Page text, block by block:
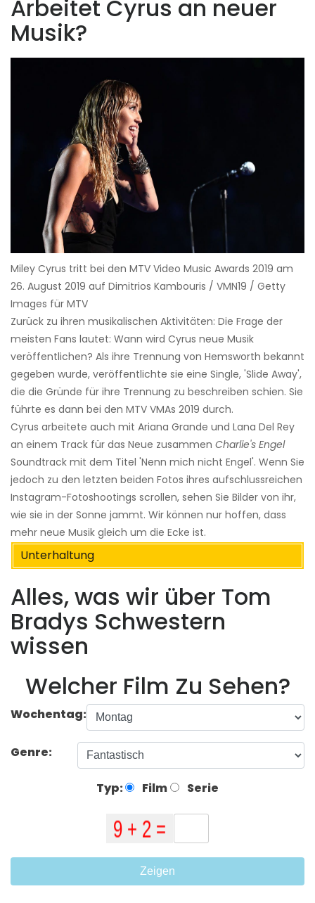
Arbeitet Cyrus an neuer
Musik?
Miley Cyrus tritt bei den MTV Video Music Awards 2019 am
26. August 2019 auf Dimitrios Kambouris / VMN19 / Getty
Images für MTV
Zurück zu ihren musikalischen Aktivitäten: Die Frage der
meisten Fans lautet: Wann wird Cyrus neue Musik
veröffentlichen? Als ihre Trennung von Hemsworth bekannt
gegeben wurde, veröffentlichte sie eine Single, 'Slide Away',
die die Gründe für ihre Trennung zu beschreiben schien. Sie
führte es dann bei den MTV VMAs 2019 durch.
Cyrus arbeitete auch mit Ariana Grande und Lana Del Rey
an einem Track für das Neue zusammen Charlie's Engel
Soundtrack mit dem Titel 'Nenn mich nicht Engel'. Wenn Sie
jedoch zu den letzten beiden Fotos ihres aufschlussreichen
Instagram-Fotoshootings scrollen, sehen Sie Bilder von ihr,
wie sie in der Sonne jammt. Wir können nur hoffen, dass
mehr neue Musik gleich um die Ecke ist.
Unterhaltung
Alles, was wir über Tom
Bradys Schwestern
wissen
Welcher Film Zu Sehen?
Wochentag:
Genre:
Typ: Film Serie
Zeigen